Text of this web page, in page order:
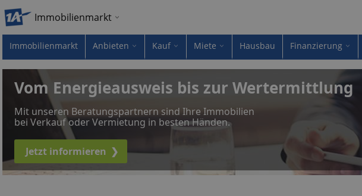
Immobilienmarkt
Immobilienmarkt Anbieten Kauf Miete Hausbau Finanzierung
Vom Energieausweis bis zur Wertermittlung
Mit unseren Beratungspartnern sind Ihre Immobilien
bei Verkauf oder Vermietung in besten Händen.
Jetzt informieren ❯